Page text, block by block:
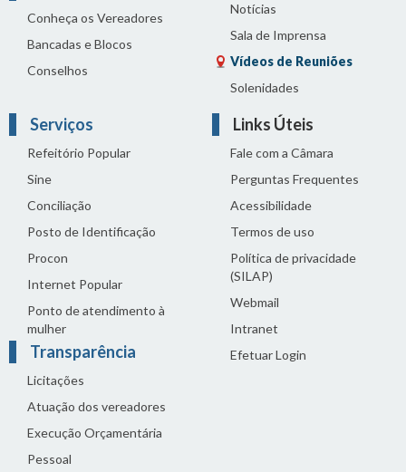
Conheça os Vereadores
Bancadas e Blocos
Conselhos
Notícias
Sala de Imprensa
Vídeos de Reuniões
Solenidades
Serviços
Refeitório Popular
Sine
Conciliação
Posto de Identificação
Procon
Internet Popular
Ponto de atendimento à
mulher
Transparência
Licitações
Atuação dos vereadores
Execução Orçamentária
Pessoal
Links Úteis
Fale com a Câmara
Perguntas Frequentes
Acessibilidade
Termos de uso
Política de privacidade
(SILAP)
Webmail
Intranet
Efetuar Login